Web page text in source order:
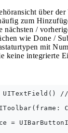
über der
zum
nächsten /
wie Done /
mit
keine integrierte
=